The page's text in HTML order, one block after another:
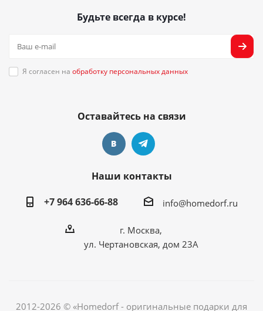
Будьте всегда в курсе!
Я согласен на обработку персональных данных
Оставайтесь на связи
Наши контакты
+7 964 636-66-88
info@homedorf.ru
г. Москва,
ул. Чертановская, дом 23А
2012-2026 © «Homedorf - оригинальные подарки для